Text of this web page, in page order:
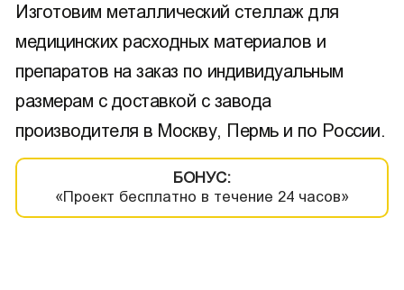
Изготовим металлический стеллаж для
медицинских расходных материалов и
препаратов на заказ по индивидуальным
размерам с доставкой с завода
производителя в Москву, Пермь и по России.
БОНУС:
«Проект бесплатно в течение 24 часов»